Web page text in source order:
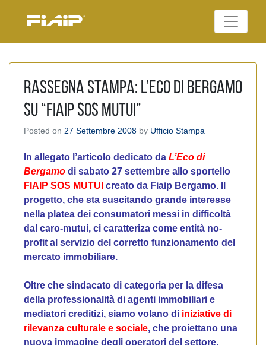
Federazione Italiana
RASSEGNA STAMPA: L’ECO DI BERGAMO
SU “FIAIP SOS MUTUI”
Posted on 27 Settembre 2008 by Ufficio Stampa
In allegato l’articolo dedicato da L’Eco di
Bergamo di sabato 27 settembre allo sportello
FIAIP SOS MUTUI creato da Fiaip Bergamo. Il
progetto, che sta suscitando grande interesse
nella platea dei consumatori messi in difficoltà
dal caro-mutui, ci caratteriza come entità no-
profit al servizio del corretto funzionamento del
mercato immobiliare.
Oltre che sindacato di categoria per la difesa
della professionalità di agenti immobiliari e
mediatori creditizi, siamo volano di iniziative di
rilevanza culturale e sociale, che proiettano una
nuova immagine degli operatori del settore,